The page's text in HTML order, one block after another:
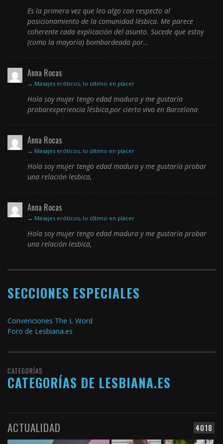
Es la primera vez que leo algo con respecto al
posicionamiento de la comunidad lésbica. Me parece
coherente cada explicación del asunto. Sucede que estoy
(como la mayoría) bombardeada por…
Anna Rocas
→ Masajes eróticos, lo último en placer
Hola soy mujer tengo edad madura y me gustaría
probarexperiencia lésbica,por cierto vivo en Barcelona
Anna Rocas
→ Masajes eróticos, lo último en placer
Hola soy mujer tengo edad madura y me gustaría probar
una relación lesbica,
Anna Rocas
→ Masajes eróticos, lo último en placer
Hola soy mujer tengo edad madura y me gustaría probar
una relación lesbica,
SECCIONES ESPECIALES
Convenciones The L Word
Foro de Lesbiana.es
CATEGORÍAS
CATEGORÍAS DE LESBIANA.ES
4018
ACTUALIDAD